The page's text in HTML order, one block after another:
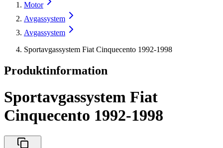
Motor
Avgassystem
Avgassystem
Sportavgassystem Fiat Cinquecento 1992-1998
Produktinformation
Sportavgassystem Fiat
Cinquecento 1992-1998